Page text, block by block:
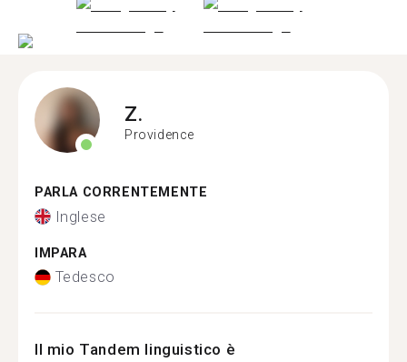
Z.
Providence
PARLA CORRENTEMENTE
Inglese
IMPARA
Tedesco
Il mio Tandem linguistico è